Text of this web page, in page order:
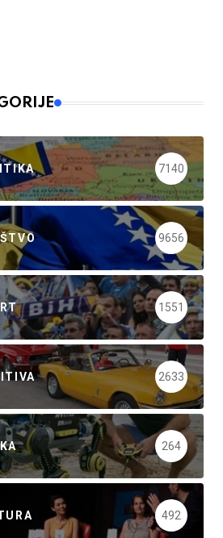
7140
9656
1551
2633
264
492